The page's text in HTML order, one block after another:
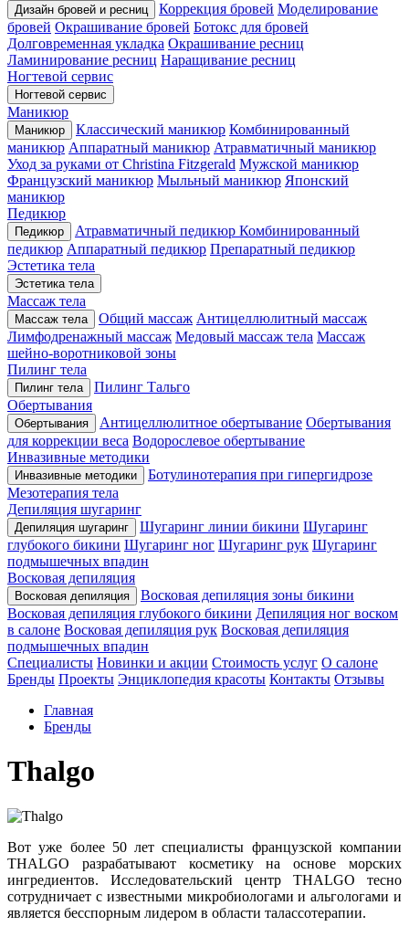
Дизайн бровей и ресниц Коррекция бровей Моделирование
бровей Окрашивание бровей Ботокс для бровей
Долговременная укладка Окрашивание ресниц
Ламинирование ресниц Наращивание ресниц
Ногтевой сервис
Ногтевой сервис
Маникюр
Маникюр Классический маникюр Комбинированный
маникюр Аппаратный маникюр Атравматичный маникюр
Уход за руками от Christina Fitzgerald Мужской маникюр
Французский маникюр Мыльный маникюр Японский
маникюр
Педикюр
Педикюр Атравматичный педикюр Комбинированный
педикюр Аппаратный педикюр Препаратный педикюр
Эстетика тела
Эстетика тела
Массаж тела
Массаж тела Общий массаж Антицеллюлитный массаж
Лимфодренажный массаж Медовый массаж тела Массаж
шейно-воротниковой зоны
Пилинг тела
Пилинг тела
Пилинг Тальго
Обертывания
Обертывания Антицеллюлитное обертывание Обертывания
для коррекции веса Водорослевое обертывание
Инвазивные методики
Инвазивные методики
Ботулинотерапия при гипергидрозе
Мезотерапия тела
Депиляция шугаринг
Депиляция шугаринг Шугаринг линии бикини Шугаринг
глубокого бикини Шугаринг ног Шугаринг рук Шугаринг
подмышечных впадин
Восковая депиляция
Восковая депиляция
Восковая депиляция зоны бикини
Восковая депиляция глубокого бикини Депиляция ног воском
в салоне Восковая депиляция рук Восковая депиляция
подмышечных впадин
Специалисты Новинки и акции Стоимость услуг О салоне
Бренды Проекты Энциклопедия красоты Контакты Отзывы
Главная
Бренды
Thalgo
Вот уже более 50 лет специалисты французской компании
THALGO разрабатывают косметику на основе морских
ингредиентов. Исследовательский центр THALGO тесно
сотрудничает с известными микробиологами и альгологами и
является бесспорным лидером в области талассотерапии.